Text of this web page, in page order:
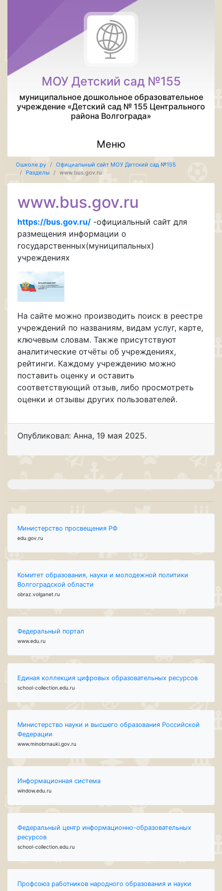
МОУ Детский сад №155
муниципальное дошкольное образовательное
учреждение «Детский сад № 155 Центрального
района Волгограда»
Меню
Ошколе.ру
Официальный сайт МОУ Детский сад №155
Разделы
www.bus.gov.ru
www.bus.gov.ru
https://bus.gov.ru/ -официальный сайт для
размещения информации о
государственных(муниципальных)
учреждениях
На сайте можно производить поиск в реестре
учреждений по названиям, видам услуг, карте,
ключевым словам. Также присутствуют
аналитические отчёты об учреждениях,
рейтинги. Каждому учреждению можно
поставить оценку и оставить
соответствующий отзыв, либо просмотреть
оценки и отзывы других пользователей.
Опубликовал: Анна, 19 мая 2025.
Министерство просвещения РФ
edu.gov.ru
Комитет образования, науки и молодежной политики
Волгоградской области
obraz.volganet.ru
Федеральный портал
www.edu.ru
Единая коллекция цифровых образовательных ресурсов
school-collection.edu.ru
Министерство науки и высшего образования Российской
Федерации
www.minobrnauki.gov.ru
Информационная система
window.edu.ru
Федеральный центр информационно-образовательных
ресурсов
school-collection.edu.ru
Профсоюз работников народного образования и науки